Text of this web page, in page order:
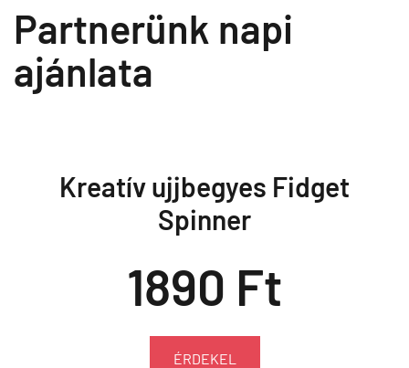
Partnerünk napi
ajánlata
Kreatív ujjbegyes Fidget
Spinner
1890 Ft
ÉRDEKEL